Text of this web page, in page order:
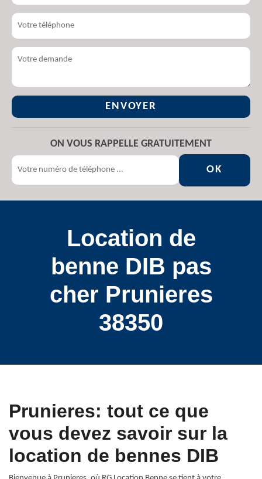
ON VOUS RAPPELLE GRATUITEMENT
Location de
benne DIB pas
cher Prunieres
38350
Prunieres: tout ce que
vous devez savoir sur la
location de bennes DIB